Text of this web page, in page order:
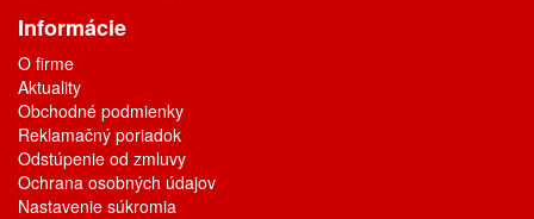
Informácie
O firme
Aktuality
Obchodné podmienky
Reklamačný poriadok
Odstúpenie od zmluvy
Ochrana osobných údajov
Nastavenie súkromia